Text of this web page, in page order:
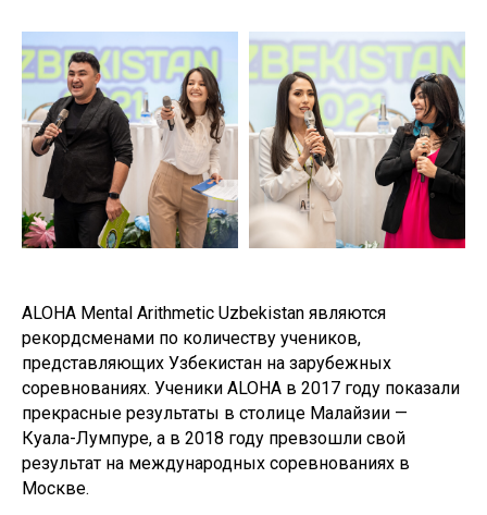
ALOHA Mental Arithmetic Uzbekistan являются
рекордсменами по количеству учеников,
представляющих Узбекистан на зарубежных
соревнованиях. Ученики ALOHA в 2017 году показали
прекрасные результаты в столице Малайзии —
Куала-Лумпуре, а в 2018 году превзошли свой
результат на международных соревнованиях в
Москве.